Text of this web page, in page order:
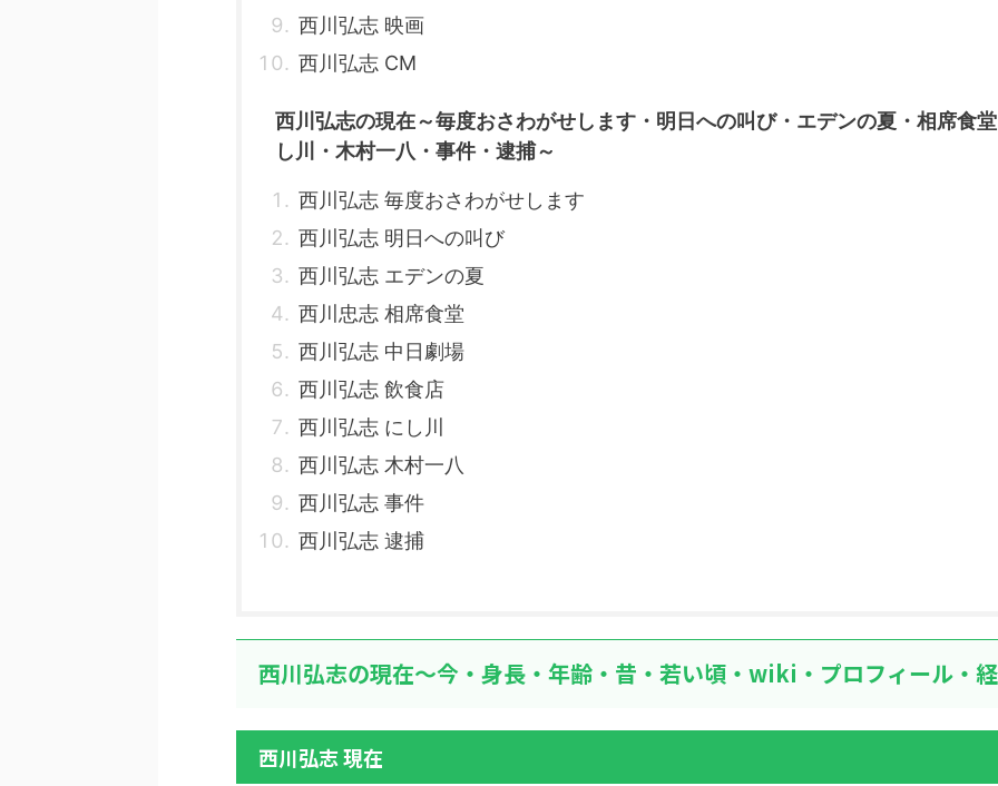
西川弘志 映画
西川弘志 CM
西川弘志の現在～毎度おさわがせします・明日への叫び・エデンの夏・相席食
し川・木村一八・事件・逮捕～
西川弘志 毎度おさわがせします
西川弘志 明日への叫び
西川弘志 エデンの夏
西川忠志 相席食堂
西川弘志 中日劇場
西川弘志 飲食店
西川弘志 にし川
西川弘志 木村一八
西川弘志 事件
西川弘志 逮捕
西川弘志の現在～今・身長・年齢・昔・若い頃・wiki・プロフィール・
西川弘志 現在